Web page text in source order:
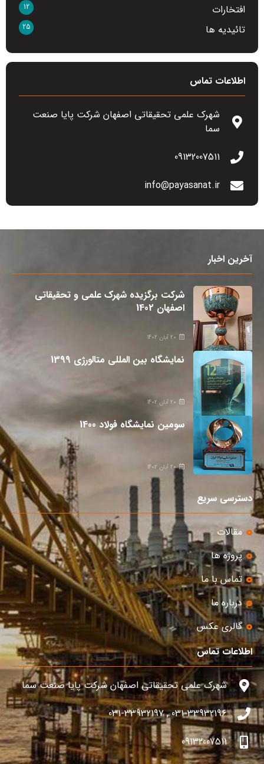
افتخارات 12
تائیدیه ها 25
اطلاعات تماس
شهرک علمی تحقیقاتی اصفهان شرکت پایا صنعت
سما
09132007511
info@payasanat.ir
آخرین اخبار
شرکت برگزیده شهرک علمی و تحقیقاتی
اصفهان 1402
20 آبان 1402
نمایشگاه بین المللی متالورژی 1399
20 آبان 1402
سومین نمایشگاه فولاد 1400
20 آبان 1402
دسترسی سریع
مقالات
پروژه ها
تماس با ما
درباره ما
گالری عکس
اطلاعات تماس
شهرک علمی تحقیقاتی اصفهان شرکت پایا صنعت سما
031-33932196 , 031-33932197
09132007511